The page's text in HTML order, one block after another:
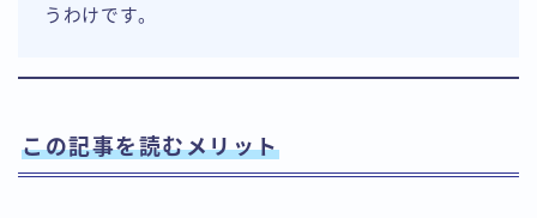
うわけです。
この記事を読むメリット